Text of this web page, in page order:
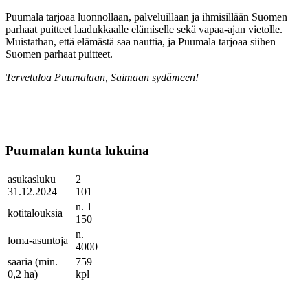
Puumala tarjoaa luonnollaan, palveluillaan ja ihmisillään Suomen
parhaat puitteet laadukkaalle elämiselle sekä vapaa-ajan vietolle.
Muistathan, että elämästä saa nauttia, ja Puumala tarjoaa siihen
Suomen parhaat puitteet.
Tervetuloa Puumalaan, Saimaan sydämeen!
Puumalan kunta lukuina
asukasluku
31.12.2024
2
101
kotitalouksia
n. 1
150
loma-asuntoja
n.
4000
saaria (min.
0,2 ha)
759
kpl